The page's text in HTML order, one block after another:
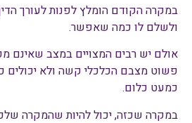
במקרה הקודם הומלץ לפנות לעורך
ולשלם לו כמה שאפשר.
אולם יש רבים המצויים במצב שאינם
פשוט מצבם הכלכלי קשה ולא יכולים
כמעט כלום.
במקרה שכזה, יכול להיות שהמקרה